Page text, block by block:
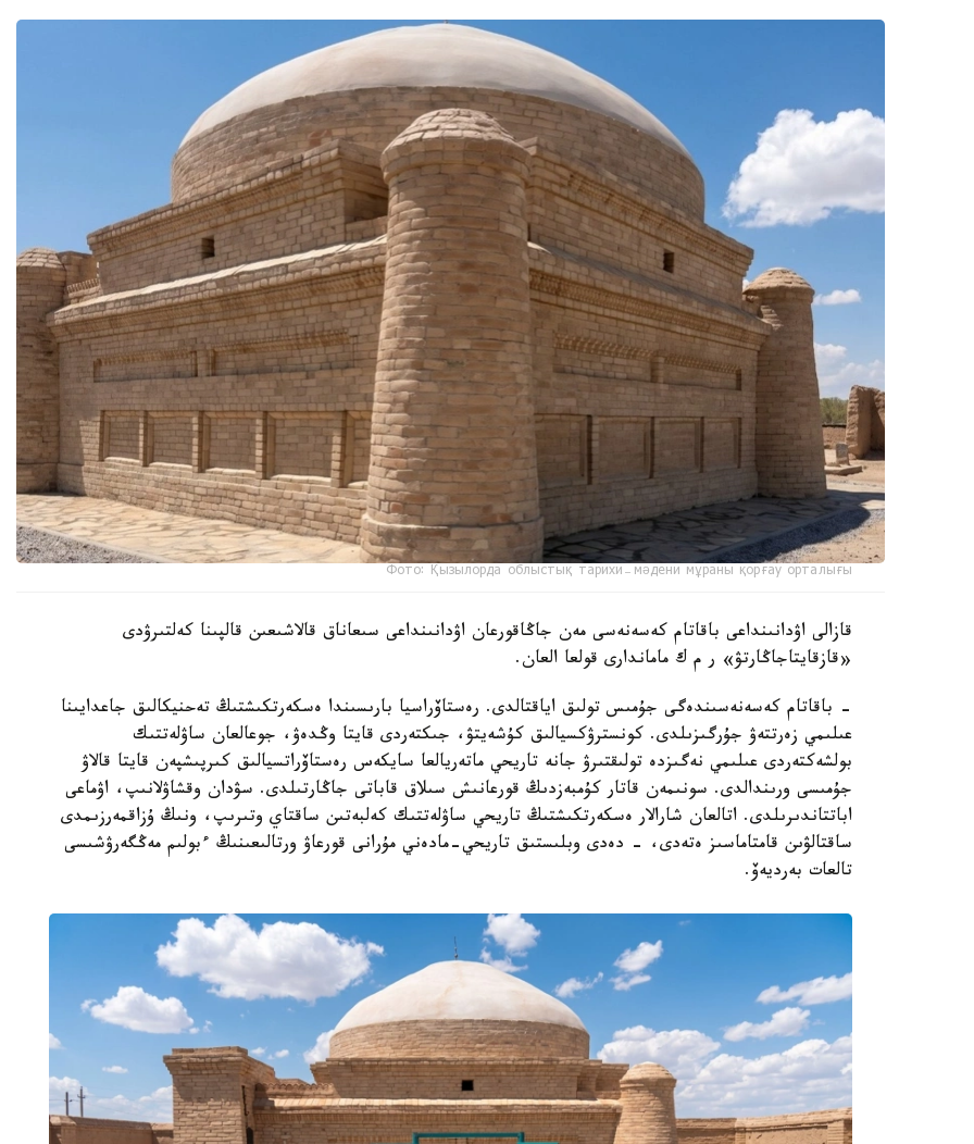
Фото: Қызылорда облыстық тарихи-мәдени мұраны қорғау орталығы
قازالى اۋدانىنداعى باقاتام كەسەنەسى مەن جاڭاقورعان اۋدانىنداعى سىعاناق قالاشىعىن قالپىنا كەلتىرۋدى
«قازقايتاجاڭارتۋ» ر م ك ماماندارى قولعا العان.
- باقاتام كەسەنەسىندەگى جۇمىس تولىق اياقتالدى. رەستاۆراسيا بارىسىندا ەسكەرتكىشتىڭ تەحنيكالىق جاعدايىنا
عىلىمي زەرتتەۋ جۇرگىزىلدى. كونسترۋكسيالىق كۇشەيتۋ، جىكتەردى قايتا وڭدەۋ، جوعالعان ساۋلەتتىك
بولشەكتەردى عىلىمي نەگىزدە تولىقتىرۋ جانە تاريحي ماتەريالعا سايكەس رەستاۆراتسيالىق كىرپىشپەن قايتا قالاۋ
جۇمىسى ورىندالدى. سونىمەن قاتار كۇمبەزدىڭ قورعانىش سىلاق قاباتى جاڭارتىلدى. سۋدان وقشاۋلانىپ، اۋماعى
اباتتاندىرىلدى. اتالعان شارالار ەسكەرتكىشتىڭ تاريحي ساۋلەتتىك كەلبەتىن ساقتاي وتىرىپ، ونىڭ ۇزاقمەرزىمدى
ساقتالۋىن قامتاماسىز ەتەدى، - دەدى وبلىستىق تاريحي-مادەني مۇرانى قورعاۋ ورتالىعىنىڭ ءبولىم مەڭگەرۋشىسى
تالعات بەرديەۆ.